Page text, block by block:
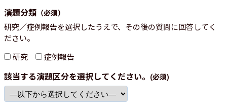
演題分類 （必須）
研究／症例報告を選択したうえで、その後の質問に回答してく
ださい。
研究 症例報告
該当する演題区分を選択してください。 (必須)